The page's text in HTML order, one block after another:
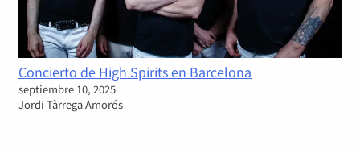
Concierto de High Spirits en Barcelona
septiembre 10, 2025
Jordi Tàrrega Amorós